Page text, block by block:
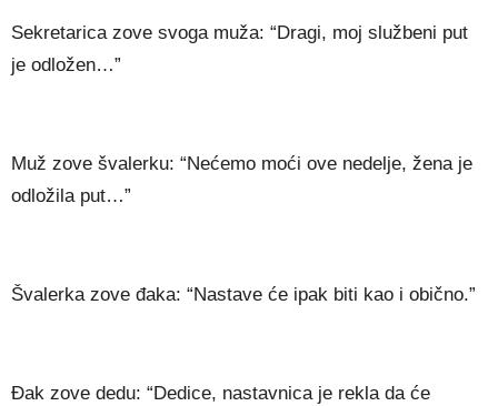
Sekretarica zove svoga muža: “Dragi, moj službeni put
je odložen…”
Muž zove švalerku: “Nećemo moći ove nedelje, žena je
odložila put…”
Švalerka zove đaka: “Nastave će ipak biti kao i obično.”
Đak zove dedu: “Dedice, nastavnica je rekla da će